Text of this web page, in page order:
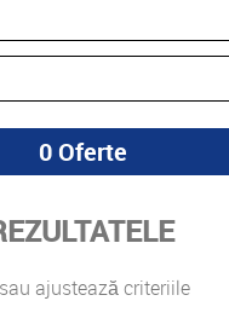
sau ajustează criteriile